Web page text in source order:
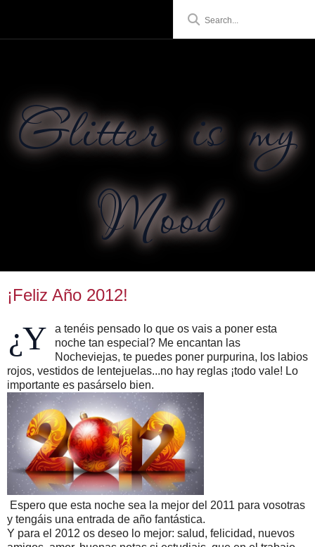
Glitter is my
Mood
¡Feliz Año 2012!
¿Y
a tenéis pensado lo que os vais a poner esta
noche tan especial? Me encantan las
Nocheviejas, te puedes poner purpurina, los labios
rojos, vestidos de lentejuelas...no hay reglas ¡todo vale! Lo
importante es pasárselo bien.
Espero que esta noche sea la mejor del 2011 para vosotras
y tengáis una entrada de año fantástica.
Y para el 2012 os deseo lo mejor: salud, felicidad, nuevos